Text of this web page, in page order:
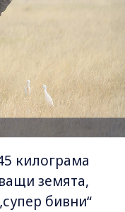
килограма
земята,
бивни“